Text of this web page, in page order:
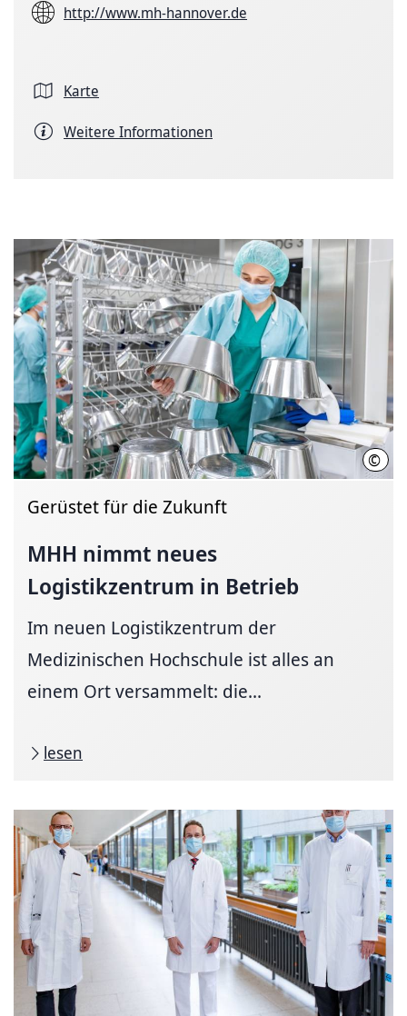
http://www.mh-hannover.de
Karte
Weitere Informationen
©
Gerüstet für die Zukunft
MHH nimmt neues
Logistikzentrum in Betrieb
Im neuen Logistikzentrum der
Medizinischen Hochschule ist alles an
einem Ort versammelt: die...
lesen